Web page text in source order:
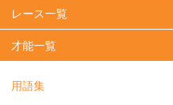
レース一覧
才能一覧
用語集